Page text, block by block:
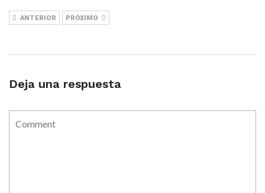
ANTERIOR PRÓXIMO
Deja una respuesta